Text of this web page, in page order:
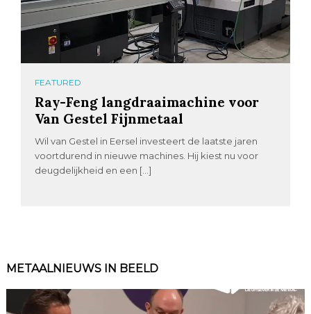
FEATURED
Ray-Feng langdraaimachine voor
Van Gestel Fijnmetaal
Wil van Gestel in Eersel investeert de laatste jaren
voortdurend in nieuwe machines. Hij kiest nu voor
deugdelijkheid en een […]
METAALNIEUWS IN BEELD